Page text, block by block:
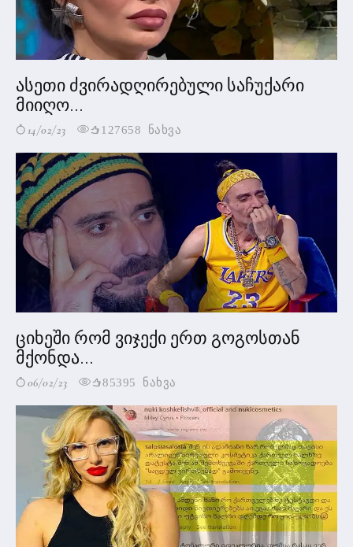
ასეთი ძვირადღირებული საჩუქარი
მიიღო...
14/02/23 127658 ნახვა
ციხეში რომ ვიჯექი ერთ გოგოსთან
მქონდა...
06/02/23 85395 ნახვა